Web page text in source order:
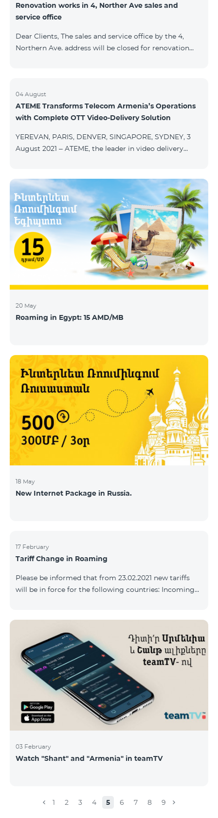
Renovation works in 4, Norther Ave sales and
service office
Dear Clients, The sales and service office by the 4,
Northern Ave. address will be closed for renovation
offices: Amiryan 3 (Mon-Sun 09:00-24:00) 900 m., 12
minutes walk Abovyan 21 Mon-Sun. 09:00-24:00) 700
m. 10 minutes walk You can find all of the sales and
04 August
ATEME Transforms Telecom Armenia’s Operations
with Complete OTT Video-Delivery Solution
YEREVAN, PARIS, DENVER, SINGAPORE, SYDNEY, 3
August 2021 – ATEME, the leader in video delivery
operator running under the Beeline brand, has
selected its integrated OTT video-delivery solution to
enable a re-launch of its TV offering to the Armenian
market. With a legacy system in place, Telecom
Armenia identified a need for a scalable and effective
video-delivery solution as part of a p
20 May
Roaming in Egypt: 15 AMD/MB
18 May
New Internet Package in Russia.
17 February
Tariff Change in Roaming
Please be informed that from 23.02.2021 new tariffs
will be in force for the following countries: Incoming
SMS – 250 AMD Internet – 7000 AMD/MB Country list:
Bermuda, Burkina Faso, Cape Verde, Cuba, Equatorial
Guinea, Ethiopia, Gambia, Guinea, Madagascar, Malawi,
Maldives, Mongolia, Namibia, Niger,
03 February
Watch "Shant" and "Armenia" in teamTV
1 2 3 4 5 6 7 8 9